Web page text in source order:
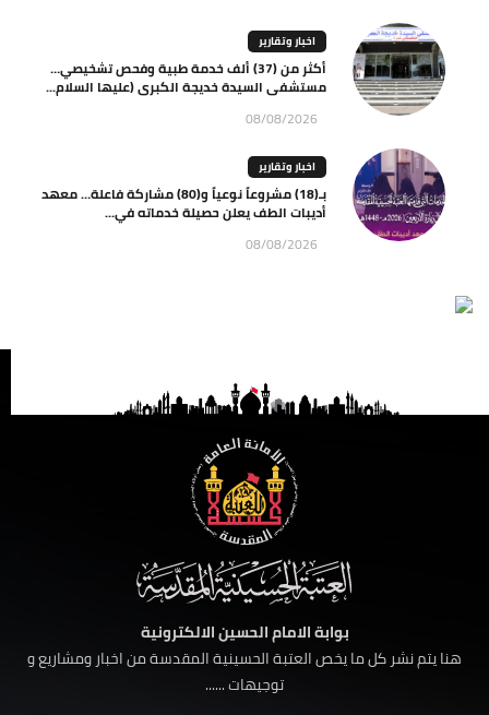
اخبار وتقارير
أكثر من (37) ألف خدمة طبية وفحص تشخيصي…
مستشفى السيدة خديجة الكبرى (عليها السلام...
08/08/2026
اخبار وتقارير
بـ(18) مشروعاً نوعياً و(80) مشاركة فاعلة… معهد
أديبات الطف يعلن حصيلة خدماته في...
08/08/2026
بوابة الامام الحسين الالكترونية
هنا يتم نشر كل ما يخص العتبة الحسينية المقدسة من اخبار ومشاريع و
توجيهات ......